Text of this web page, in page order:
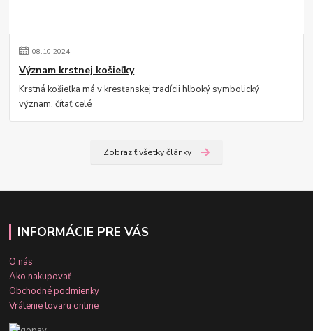
08.10.2024
Význam krstnej košieľky
Krstná košieľka má v kresťanskej tradícii hlboký symbolický
význam.čítať celé
Zobraziť všetky články
INFORMÁCIE PRE VÁS
O nás
Ako nakupovať
Obchodné podmienky
Vrátenie tovaru online